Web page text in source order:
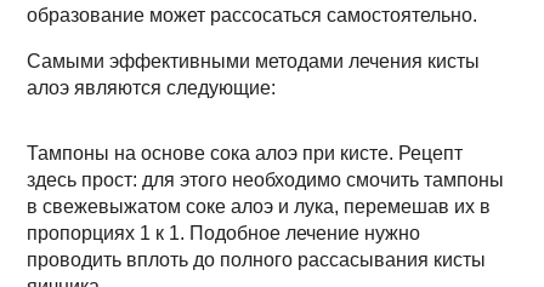
образование может рассосаться самостоятельно.
Самыми эффективными методами лечения кисты
алоэ являются следующие:
Тампоны на основе сока алоэ при кисте. Рецепт
здесь прост: для этого необходимо смочить тампоны
в свежевыжатом соке алоэ и лука, перемешав их в
пропорциях 1 к 1. Подобное лечение нужно
проводить вплоть до полного рассасывания кисты